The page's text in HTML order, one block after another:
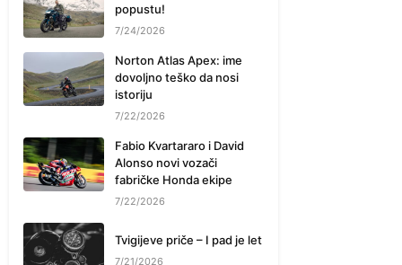
popustu!
7/24/2026
Norton Atlas Apex: ime
dovoljno teško da nosi
istoriju
7/22/2026
Fabio Kvartararo i David
Alonso novi vozači
fabričke Honda ekipe
7/22/2026
Tvigijeve priče – I pad je let
7/21/2026